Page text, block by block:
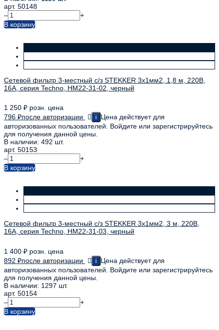
арт. 50148
–
+
В корзину
Сетевой фильтр 3-местный с/з STEKKER 3x1мм2, 1,8 м, 220В,
16А, серия Techno, HM22-31-02, черный
1 250 ₽ розн. цена
796 ₽после авторизации i
Цена действует для
авторизованных пользователей. Войдите или зарегистрируйтесь
для получения данной цены.
В наличии: 492 шт.
арт. 50153
–
+
В корзину
Сетевой фильтр 3-местный с/з STEKKER 3x1мм2, 3 м, 220В,
16А, серия Techno, HM22-31-03, черный
1 400 ₽ розн. цена
892 ₽после авторизации i
Цена действует для
авторизованных пользователей. Войдите или зарегистрируйтесь
для получения данной цены.
В наличии: 1297 шт.
арт. 50154
–
+
В корзину